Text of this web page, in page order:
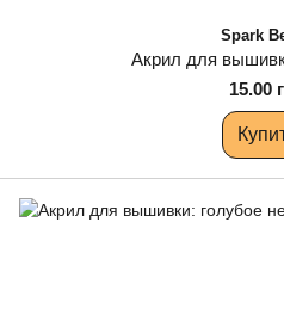
Spark
Акрил для
15.00